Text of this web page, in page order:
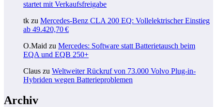
startet mit Verkaufsfreigabe
tk zu Mercedes-Benz CLA 200 EQ: Vollelektrischer Einstieg
ab 49.420,70 €
O.Maid zu Mercedes: Software statt Batterietausch beim
EQA und EQB 250+
Claus zu Weltweiter Rückruf von 73.000 Volvo Plug-in-
Hybriden wegen Batterieproblemen
Archiv